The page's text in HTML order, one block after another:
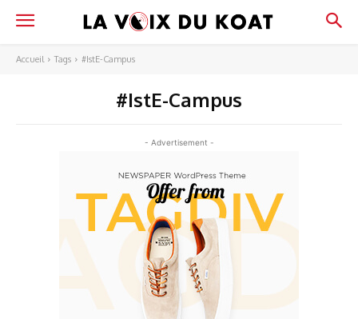
Accueil Tags #IstE-Campus
#IstE-Campus
- Advertisement -